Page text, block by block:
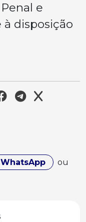
e
disposição
WhatsApp
ou